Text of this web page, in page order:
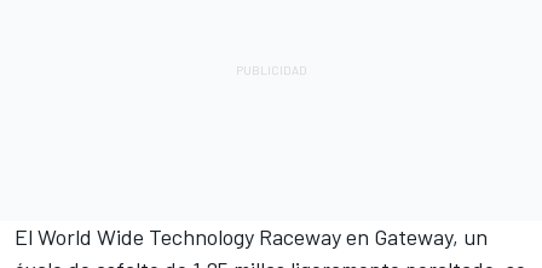
El World Wide Technology Raceway en Gateway, un